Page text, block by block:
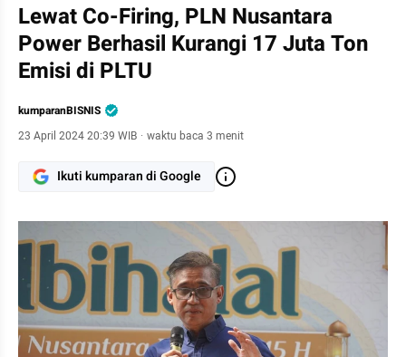
Lewat Co-Firing, PLN Nusantara
Power Berhasil Kurangi 17 Juta Ton
Emisi di PLTU
kumparanBISNIS
23 April 2024 20:39 WIB · waktu baca 3 menit
Ikuti kumparan di Google